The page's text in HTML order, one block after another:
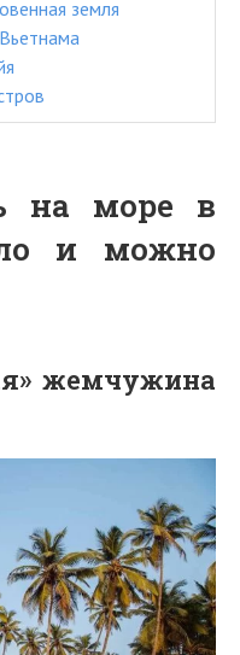
земля
на море в
и можно
жемчужина